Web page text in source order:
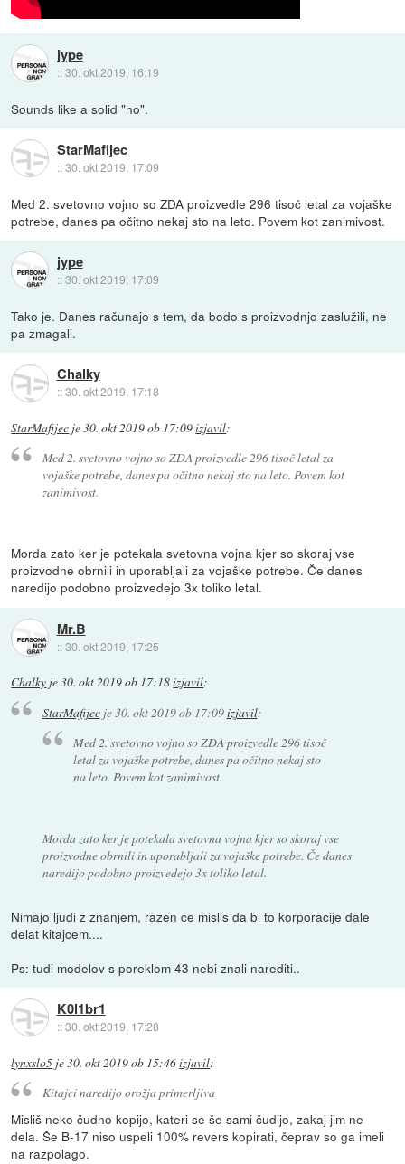
jype
::30. okt 2019, 16:19
Sounds like a solid "no".
StarMafijec
::30. okt 2019, 17:09
Med 2. svetovno vojno so ZDA proizvedle 296 tisoč letal za vojaške
potrebe, danes pa očitno nekaj sto na leto. Povem kot zanimivost.
jype
::30. okt 2019, 17:09
Tako je. Danes računajo s tem, da bodo s proizvodnjo zaslužili, ne
pa zmagali.
Chalky
::30. okt 2019, 17:18
StarMafijec je30. okt 2019 ob 17:09izjavil:
Med 2. svetovno vojno so ZDA proizvedle 296 tisoč letal za
vojaške potrebe, danes pa očitno nekaj sto na leto. Povem kot
zanimivost.
Morda zato ker je potekala svetovna vojna kjer so skoraj vse
proizvodne obrnili in uporabljali za vojaške potrebe. Če danes
naredijo podobno proizvedejo 3x toliko letal.
Mr.B
::30. okt 2019, 17:25
Chalky je30. okt 2019 ob 17:18izjavil:
StarMafijecje30. okt 2019 ob 17:09izjavil:
Med 2. svetovno vojno so ZDA proizvedle 296 tisoč
letal za vojaške potrebe, danes pa očitno nekaj sto
na leto. Povem kot zanimivost.
Morda zato ker je potekala svetovna vojna kjer so skoraj vse
proizvodne obrnili in uporabljali za vojaške potrebe. Če danes
naredijo podobno proizvedejo 3x toliko letal.
Nimajo ljudi z znanjem, razen ce mislis da bi to korporacije dale
delat kitajcem....
Ps: tudi modelov s poreklom 43 nebi znali narediti..
K0l1br1
::30. okt 2019, 17:28
lynxslo5 je30. okt 2019 ob 15:46izjavil:
Kitajci naredijo orožja primerljiva
Misliš neko čudno kopijo, kateri se še sami čudijo, zakaj jim ne
dela. Še B-17 niso uspeli 100% revers kopirati, čeprav so ga imeli
na razpolago.